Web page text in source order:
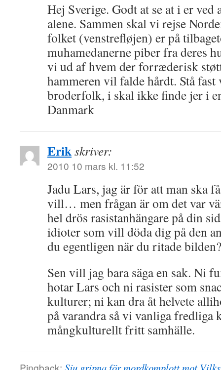
Hej Sverige. Godt at se at i er ved
alene. Sammen skal vi rejse
folket (venstrefløjen) er på
muhamedanerne piber fra deres
vi ud af hvem der forræderisk
hammeren vil falde hårdt. Stå fast
broderfolk, i skal ikke finde jer i
Danmark
Erikskriver:
2010 10 mars kl. 11:52
Jadu Lars, jag är för att man ska
vill… men frågan är om det var
hel drös rasistanhängare på din
idioter som vill döda dig på den
du egentligen när du ritade
Sen vill jag bara säga en sak. Ni
hotar Lars och ni rasister som
kulturer; ni kan dra åt helvete
på varandra så vi vanliga fredliga
mångkulturellt fritt samhälle.
Pingback: